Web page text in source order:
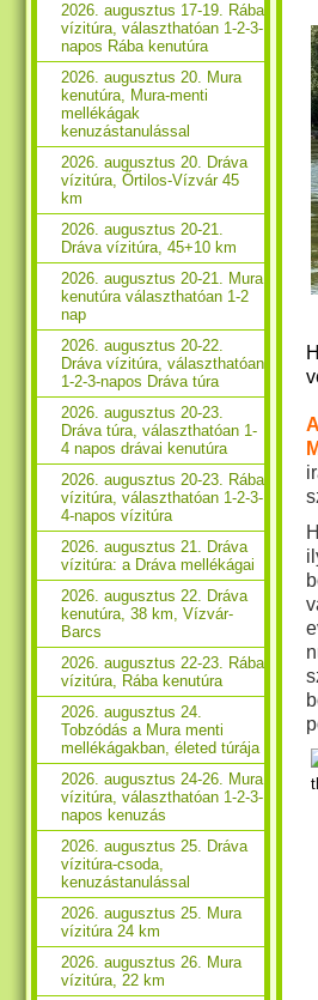
2026. augusztus 17-19. Rába
vízitúra, választhatóan 1-2-3-
napos Rába kenutúra
2026. augusztus 20. Mura
kenutúra, Mura-menti
mellékágak
kenuzástanulással
2026. augusztus 20. Dráva
vízitúra, Őrtilos-Vízvár 45
km
2026. augusztus 20-21.
Dráva vízitúra, 45+10 km
2026. augusztus 20-21. Mura
kenutúra választhatóan 1-2
nap
2026. augusztus 20-22.
Dráva vízitúra, választhatóan
1-2-3-napos Dráva túra
2026. augusztus 20-23.
Dráva túra, választhatóan 1-
4 napos drávai kenutúra
2026. augusztus 20-23. Rába
vízitúra, választhatóan 1-2-3-
4-napos vízitúra
2026. augusztus 21. Dráva
vízitúra: a Dráva mellékágai
2026. augusztus 22. Dráva
kenutúra, 38 km, Vízvár-
Barcs
2026. augusztus 22-23. Rába
vízitúra, Rába kenutúra
2026. augusztus 24.
Tobzódás a Mura menti
mellékágakban, életed túrája
2026. augusztus 24-26. Mura
vízitúra, választhatóan 1-2-3-
napos kenuzás
2026. augusztus 25. Dráva
vízitúra-csoda,
kenuzástanulással
2026. augusztus 25. Mura
vízitúra 24 km
2026. augusztus 26. Mura
vízitúra, 22 km